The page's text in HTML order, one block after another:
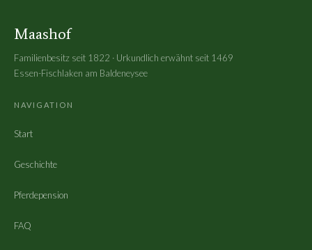
Maashof
Familienbesitz seit 1822 · Urkundlich erwähnt seit 1469
Essen-Fischlaken am Baldeneysee
NAVIGATION
Start
Geschichte
Pferdepension
FAQ